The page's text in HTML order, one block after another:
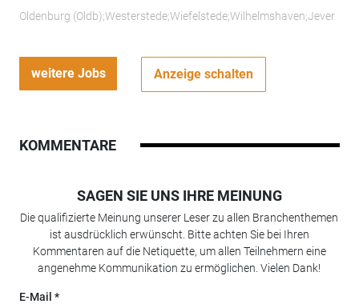
Oldenburg (Oldb);Westerstede;Wiefelstede;Wilhelmshaven;Jever
weitere Jobs Anzeige schalten
KOMMENTARE
SAGEN SIE UNS IHRE MEINUNG
Die qualifizierte Meinung unserer Leser zu allen Branchenthemen
ist ausdrücklich erwünscht. Bitte achten Sie bei Ihren
Kommentaren auf die Netiquette, um allen Teilnehmern eine
angenehme Kommunikation zu ermöglichen. Vielen Dank!
E-Mail